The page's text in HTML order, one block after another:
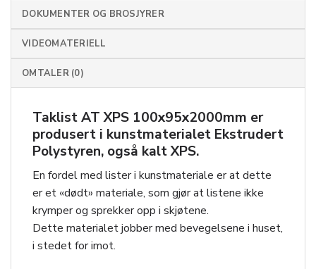
DOKUMENTER OG BROSJYRER
VIDEOMATERIELL
OMTALER (0)
Taklist AT XPS 100x95x2000mm er
produsert i kunstmaterialet Ekstrudert
Polystyren, også kalt XPS.
En fordel med lister i kunstmateriale er at dette
er et «dødt» materiale, som gjør at listene ikke
krymper og sprekker opp i skjøtene.
Dette materialet jobber med bevegelsene i huset,
i stedet for imot.